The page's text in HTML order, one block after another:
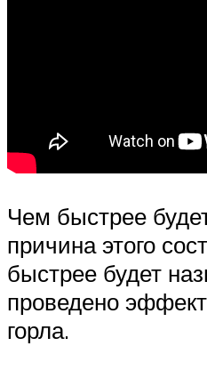
Чем быстрее
причина этого
быстрее будет
проведено
горла.